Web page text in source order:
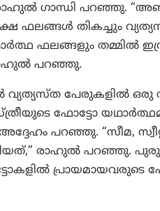
ഗാന്ധി പറഞ്ഞു.
ഫലങ്ങൾ തികച്ചും
ഫലങ്ങളും തമ്മിൽ
രാഹുൽ പറഞ്ഞു.
പേരുകളിൽ ഒരു
ഫോട്ടോ
പറഞ്ഞു. “സീമ,
രാഹുൽ പറഞ്ഞു.
പ്രായമായവരുടെ